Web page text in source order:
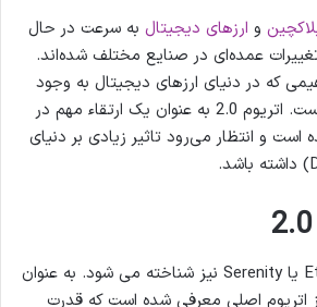
و ارزهای دیجیتال به سرعت در حال
عمده‌ای در صنایع مختلف شده‌اند.
که در دنیای ارزهای دیجیتال به وجود
آمده است، اتریوم 2.0 است. اتریوم 2.0 به عنوان یک ارتقاء مهم در
و انتظار می‌رود تاثیر زیادی بر دنیای
اتریوم 2.0 که با نام Eth2 یا Serenity نیز شناخته می شود. به عنوان
اتریوم اصلی معرفی شده است که قدرت